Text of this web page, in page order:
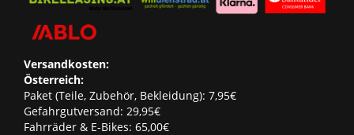
Versandkosten:
Österreich:
Paket (Teile, Zubehör, Bekleidung): 7,95€
Gefahrgutversand: 29,95€
Fahrräder & E-Bikes: 65,00€